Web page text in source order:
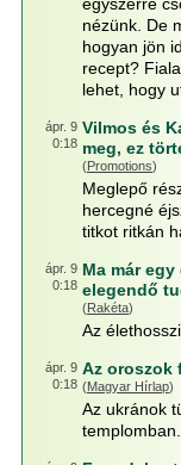
nézünk. De
hogyan jön
recept?
lehet, hogy
ápr. 9
0:18
Vilmos és
meg, ez
(Promotions)
Meglepő
hercegné
titkot ritkán
ápr. 9
0:18
Ma már
elegendő
(Rakéta)
Az
ápr. 9
0:18
Az oroszok
(Magyar Hírlap)
Az ukránok
templomban.